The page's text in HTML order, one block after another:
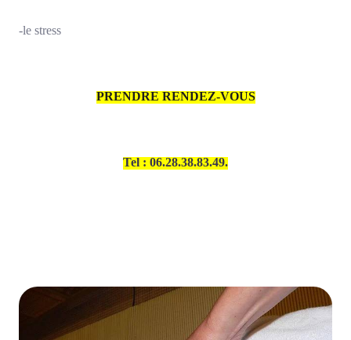
-le stress
PRENDRE RENDEZ-VOUS
Tel : 06.28.38.83.49.